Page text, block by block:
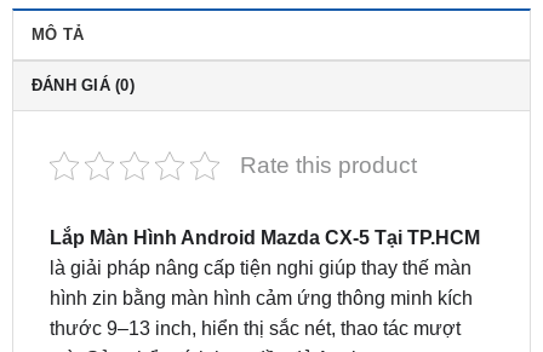
ĐÁNH GIÁ (0)
Rate this product
Lắp Màn Hình Android Mazda CX-5 Tại TP.HCM